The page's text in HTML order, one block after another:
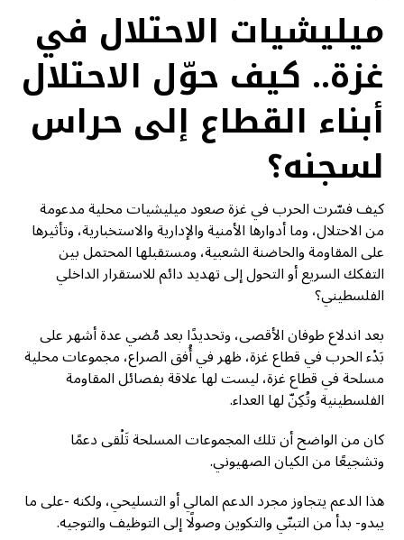
ميليشيات الاحتلال في
غزة.. كيف حوّل الاحتلال
أبناء القطاع إلى حراس
لسجنه؟
كيف فسّرت الحرب في غزة صعود ميليشيات محلية مدعومة
من الاحتلال، وما أدوارها الأمنية والإدارية والاستخبارية، وتأثيرها
على المقاومة والحاضنة الشعبية، ومستقبلها المحتمل بين
التفكك السريع أو التحول إلى تهديد دائم للاستقرار الداخلي
الفلسطيني؟
بعد اندلاع طوفان الأقصى، وتحديدًا بعد مُضي عدة أشهر على
بَدْء الحرب في قطاع غزة، ظهر في أُفق الصراع، مجموعات محلية
مسلحة في قطاع غزة، ليست لها علاقة بفصائل المقاومة
الفلسطينية وتُكِنّ لها العداء.
كان من الواضح أن تلك المجموعات المسلحة تَلْقى دعمًا
وتشجيعًا من الكيان الصهيوني.
هذا الدعم يتجاوز مجرد الدعم المالي أو التسليحي، ولكنه -على ما
يبدو- بدأ من التبنّي والتكوين وصولًا إلى التوظيف والتوجيه.